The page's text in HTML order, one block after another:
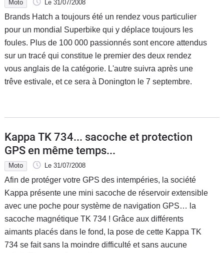
Moto Le 31/07/2008
Brands Hatch a toujours été un rendez vous particulier
pour un mondial Superbike qui y déplace toujours les
foules. Plus de 100 000 passionnés sont encore attendus
sur un tracé qui constitue le premier des deux rendez
vous anglais de la catégorie. L'autre suivra après une
trêve estivale, et ce sera à Donington le 7 septembre.
Kappa TK 734... sacoche et protection
GPS en même temps...
Moto Le 31/07/2008
Afin de protéger votre GPS des intempéries, la société
Kappa présente une mini sacoche de réservoir extensible
avec une poche pour système de navigation GPS… la
sacoche magnétique TK 734 ! Grâce aux différents
aimants placés dans le fond, la pose de cette Kappa TK
734 se fait sans la moindre difficulté et sans aucune